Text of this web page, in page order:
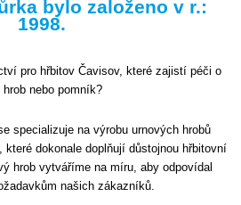
bylo založeno v r.:
1998.
pro hřbitov Čavisov, které zajistí péči o
hrob nebo pomník?
specializuje na výrobu urnových hrobů
dokonale doplňují důstojnou hřbitovní
hrob vytváříme na míru, aby odpovídal
našich zákazníků.